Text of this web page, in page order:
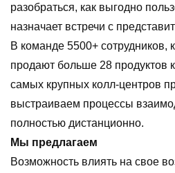
разобраться, как выгодно
назначает встречи с
В команде 5500+ сотрудников,
продают больше 28 продуктов
самых крупных колл-центров
выстраиваем процессы
полностью дистанционно.
Мы предлагаем
Возможность влиять на свое